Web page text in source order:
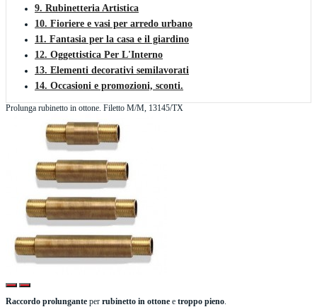
9. Rubinetteria Artistica
10. Fioriere e vasi per arredo urbano
11. Fantasia per la casa e il giardino
12. Oggettistica Per L'Interno
13. Elementi decorativi semilavorati
14. Occasioni e promozioni, sconti.
Prolunga rubinetto in ottone. Filetto M/M, 13145/TX
Raccordo prolungante per rubinetto in ottone e troppo pieno